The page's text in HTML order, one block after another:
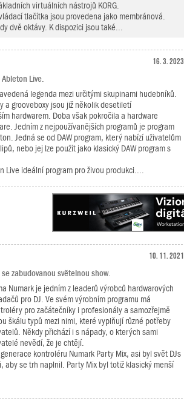
virtuálních nástrojů KORG.
tlačítka jsou provedena jako membránová.
dvě oktávy. K dispozici jsou také...
16. 3. 2023
Live.
legenda mezi určitými skupinami hudebníků.
a grooveboxy jsou již několik desetiletí
hardwarem. Doba však pokročila a hardware
Jedním z nejpoužívanějších programů je program
Jedná se od DAW program, který nabízí uživatelům
nebo jej lze použít jako klasický DAW program s
Live ideální program pro živou produkci....
10. 11. 2021
zabudovanou světelnou show.
Numark je jedním z leaderů výrobců hardwarových
pro DJ. Ve svém výrobním programu má
pro začátečníky i profesionály a samozřejmě
škálu typů mezi nimi, které vyplňují různé potřeby
Někdy přichází i s nápady, o kterých sami
nevědí, že je chtějí.
kontroléru Numark Party Mix, asi byl svět DJs
aby se trh naplnil. Party Mix byl totiž klasický menší